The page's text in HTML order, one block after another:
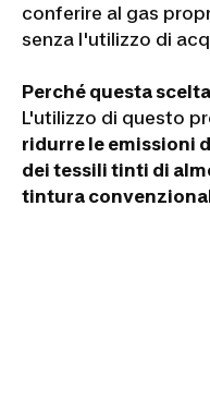
conferire al gas
senza l'utilizzo di
Perché questa
L'utilizzo di questo
ridurre le emissioni
dei tessili tinti di
tintura